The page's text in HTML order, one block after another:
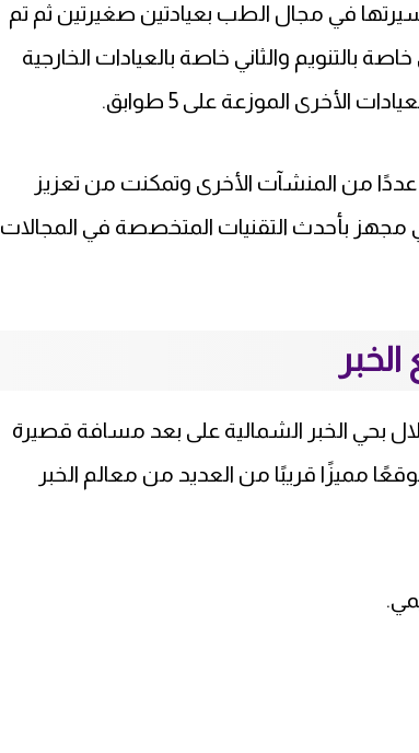
في مجال الطب بعيادتين صغيرتين ثم تم
بالتنويم والثاني خاصة بالعيادات الخارجية
الموزعة على 5 طوابق.
عددًا من المنشآت الأخرى وتمكنت من تعزيز
بأحدث التقنيات المتخصصة في المجالات
بحي الخبر الشمالية على بعد مسافة قصيرة
مميزًا قريبًا من العديد من معالم الخبر